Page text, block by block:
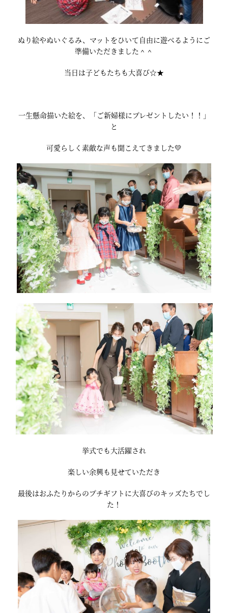
ぬり絵やぬいぐるみ、マットをひいて自由に遊べるようにご
準備いただきました＾＾
当日は子どもたちも大喜び☆★
一生懸命描いた絵を、「ご新婦様にプレゼントしたい！！」
と
可愛らしく素敵な声も聞こえてきました💛
挙式でも大活躍され
楽しい余興も見せていただき
最後はおふたりからのプチギフトに大喜びのキッズたちでし
た！